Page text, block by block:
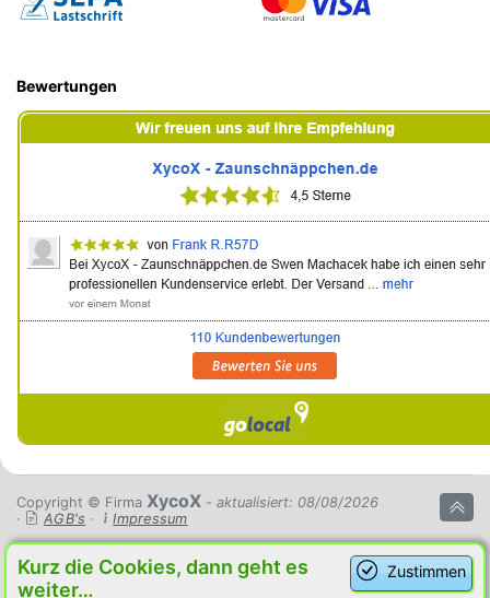
Bewertungen
Copyright © Firma XycoX - aktualisiert: 08/08/2026
·
AGB's · Impressum
Zustimmen
Kurz die Cookies, dann geht es
weiter…